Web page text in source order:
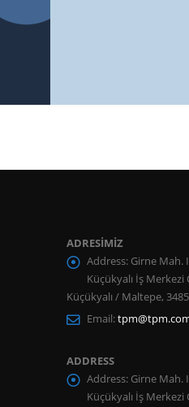
ADRESİMİZ
Address: Girne Mah.
Küçükyalı İş Merkezi
Küçükyalı / Maltepe,
Email:
ADDRESS
Address: Girne Mah.
Küçükyalı İş Merkezi